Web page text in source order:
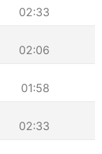
02:33
02:06
01:58
02:33